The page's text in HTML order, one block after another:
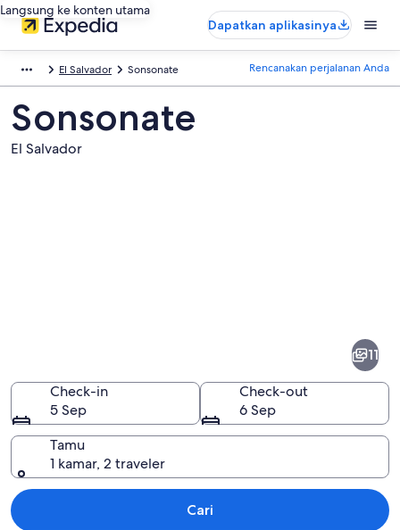
Langsung ke konten utama
Dapatkan aplikasinya
El Salvador Sonsonate Rencanakan perjalanan Anda
Sonsonate
El Salvador
11
Check-in
5 Sep
Check-out
6 Sep
Tamu
1 kamar, 2 traveler
Cari